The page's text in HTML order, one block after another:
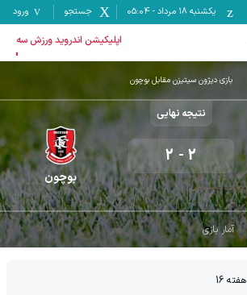
یکشنبه ۱۸ مرداد -
05:04 جستجو ورود
اپلیکیشن اندروید ورزش سه
بازی دیژون سیتیزن مقابل بوچون
نتیجه نهایی
2
-
2
بوچون
آمار بازی
16